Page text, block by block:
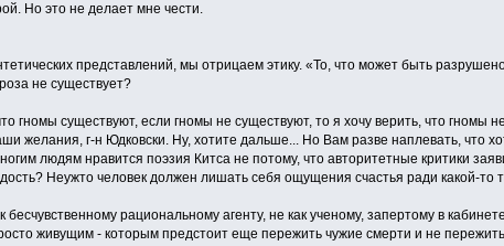
Но это не делает мне чести.
представлений, мы отрицаем этику. «То, что может быть
не существует?
гномы существуют, если гномы не существуют, то я хочу верить, что гномы
желания, г-н Юдковски. Ну, хотите дальше... Но Вам разве наплевать, что
людям нравится поэзия Китса не потому, что авторитетные критики
Неужто человек должен лишать себя ощущения счастья ради какой-то
рациональному агенту, не как ученому, запертому в
живущим - которым предстоит еще пережить чужие смерти и не